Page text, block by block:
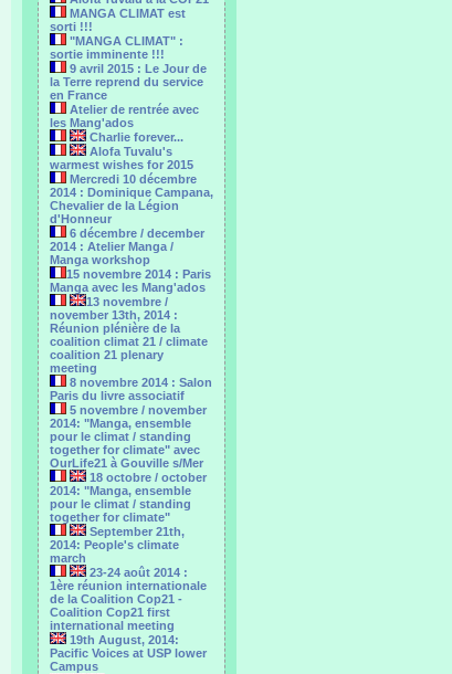
MANGA CLIMAT est
sorti !!!
"MANGA CLIMAT" :
sortie imminente !!!
9 avril 2015 : Le Jour de
la Terre reprend du service
en France
Atelier de rentrée avec
les Mang'ados
Charlie forever...
Alofa Tuvalu's
warmest wishes for 2015
Mercredi 10 décembre
2014 : Dominique Campana,
Chevalier de la Légion
d'Honneur
6 décembre / december
2014 : Atelier Manga /
Manga workshop
15 novembre 2014 : Paris
Manga avec les Mang'ados
13 novembre /
november 13th, 2014 :
Réunion plénière de la
coalition climat 21 / climate
coalition 21 plenary
meeting
8 novembre 2014 : Salon
Paris du livre associatif
5 novembre / november
2014: "Manga, ensemble
pour le climat / standing
together for climate" avec
OurLife21 à Gouville s/Mer
18 octobre / october
2014: "Manga, ensemble
pour le ‎climat / standing
together for climate"
September 21th,
2014: People's climate
march
23-24 août 2014 :
1ère réunion internationale
de la Coalition Cop21 -
Coalition Cop21 first
international meeting
19th August, 2014:
Pacific Voices at USP lower
Campus